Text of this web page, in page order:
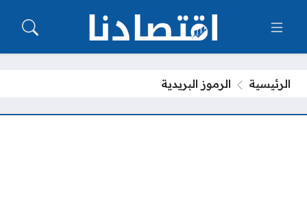
الرئيسية الرموز البريدية